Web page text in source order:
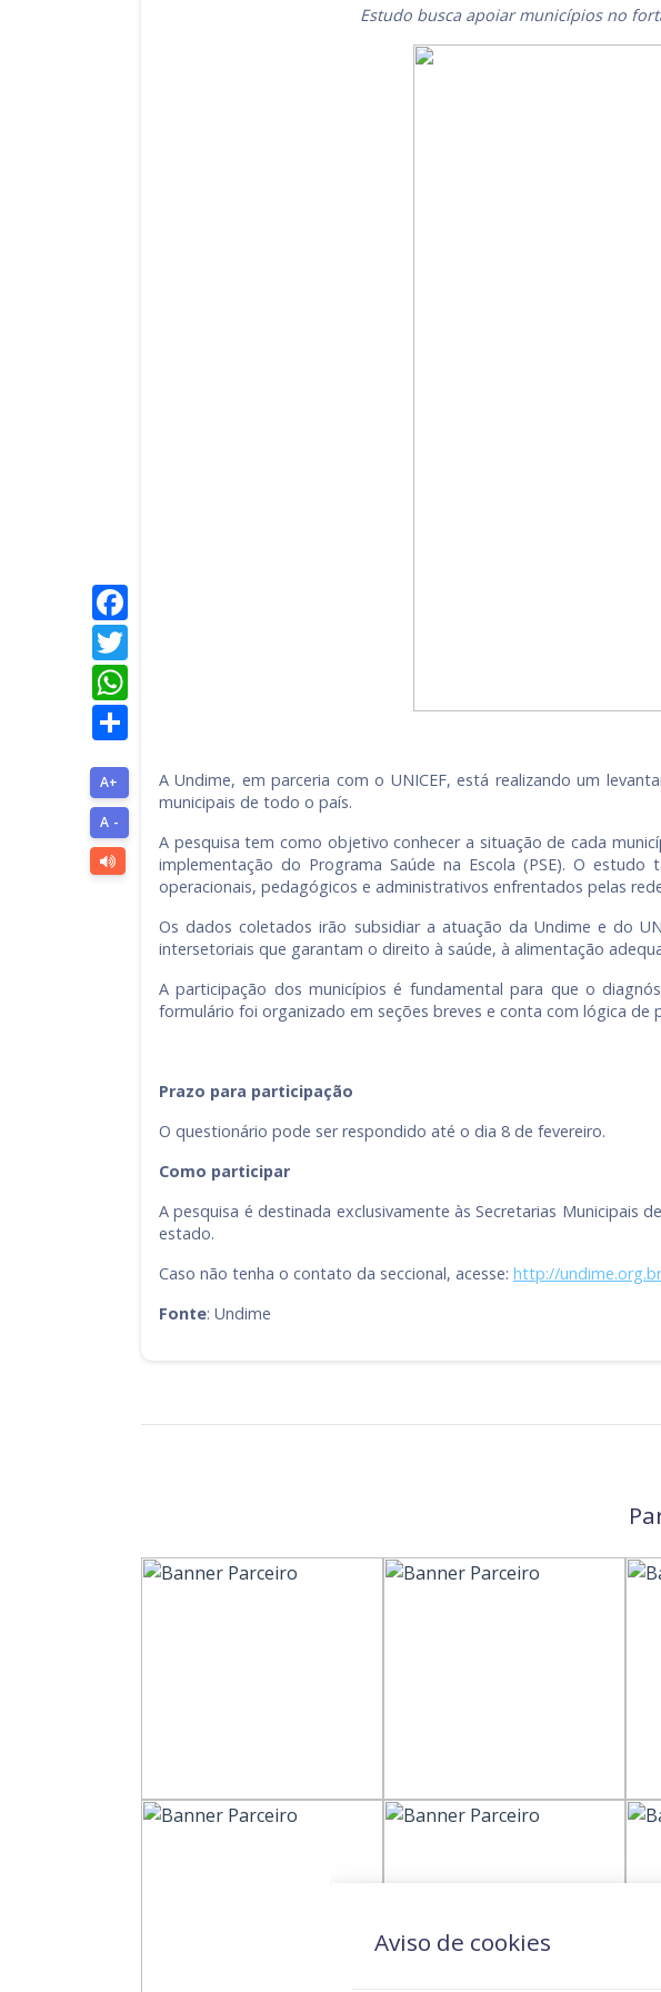
Estudo busca apoiar municípios no
A Undime, em parceria com o UNICEF, está realizando um
municipais de todo o país.
A pesquisa tem como objetivo conhecer a situação de cada
implementação do Programa Saúde na Escola (PSE). O
operacionais, pedagógicos e administrativos enfrentados pelas
Os dados coletados irão subsidiar a atuação da Undime e do
intersetoriais que garantam o direito à saúde, à alimentação
A participação dos municípios é fundamental para que o
formulário foi organizado em seções breves e conta com lógica de
Prazo para participação
O questionário pode ser respondido até o dia 8 de fevereiro.
Como participar
A pesquisa é destinada exclusivamente às Secretarias Municipais
estado.
Caso não tenha o contato da seccional, acesse: http://
Fonte: Undime
A+
A -
Aviso de cookies